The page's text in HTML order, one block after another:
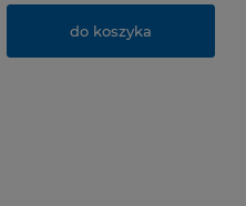
do koszyka